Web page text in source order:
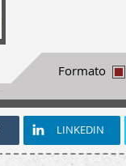
Formato
LINKEDIN